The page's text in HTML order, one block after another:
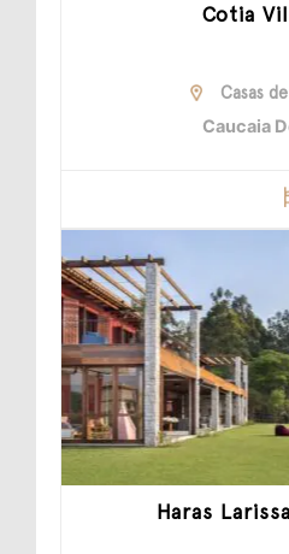
Cotia
Casas
Caucaia
Haras